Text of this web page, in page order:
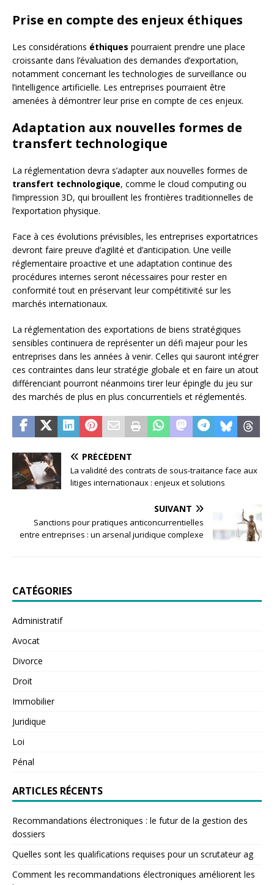
Prise en compte des enjeux éthiques
Les considérations éthiques pourraient prendre une place
croissante dans l’évaluation des demandes d’exportation,
notamment concernant les technologies de surveillance ou
l’intelligence artificielle. Les entreprises pourraient être
amenées à démontrer leur prise en compte de ces enjeux.
Adaptation aux nouvelles formes de
transfert technologique
La réglementation devra s’adapter aux nouvelles formes de
transfert technologique, comme le cloud computing ou
l’impression 3D, qui brouillent les frontières traditionnelles de
l’exportation physique.
Face à ces évolutions prévisibles, les entreprises exportatrices
devront faire preuve d’agilité et d’anticipation. Une veille
réglementaire proactive et une adaptation continue des
procédures internes seront nécessaires pour rester en
conformité tout en préservant leur compétitivité sur les
marchés internationaux.
La réglementation des exportations de biens stratégiques
sensibles continuera de représenter un défi majeur pour les
entreprises dans les années à venir. Celles qui sauront intégrer
ces contraintes dans leur stratégie globale et en faire un atout
différenciant pourront néanmoins tirer leur épingle du jeu sur
des marchés de plus en plus concurrentiels et réglementés.
PRÉCÉDENT
La validité des contrats de sous-traitance face aux
litiges internationaux : enjeux et solutions
SUIVANT
Sanctions pour pratiques anticoncurrentielles
entre entreprises : un arsenal juridique complexe
CATÉGORIES
Administratif
Avocat
Divorce
Droit
Immobilier
Juridique
Loi
Pénal
ARTICLES RÉCENTS
Recommandations électroniques : le futur de la gestion des
dossiers
Quelles sont les qualifications requises pour un scrutateur ag
Comment les recommandations électroniques améliorent les